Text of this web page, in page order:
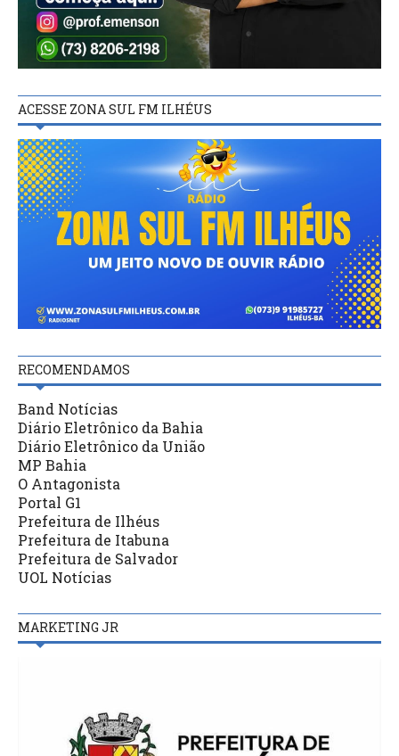
ACESSE ZONA SUL FM ILHÉUS
RECOMENDAMOS
Band Notícias
Diário Eletrônico da Bahia
Diário Eletrônico da União
MP Bahia
O Antagonista
Portal G1
Prefeitura de Ilhéus
Prefeitura de Itabuna
Prefeitura de Salvador
UOL Notícias
MARKETING JR